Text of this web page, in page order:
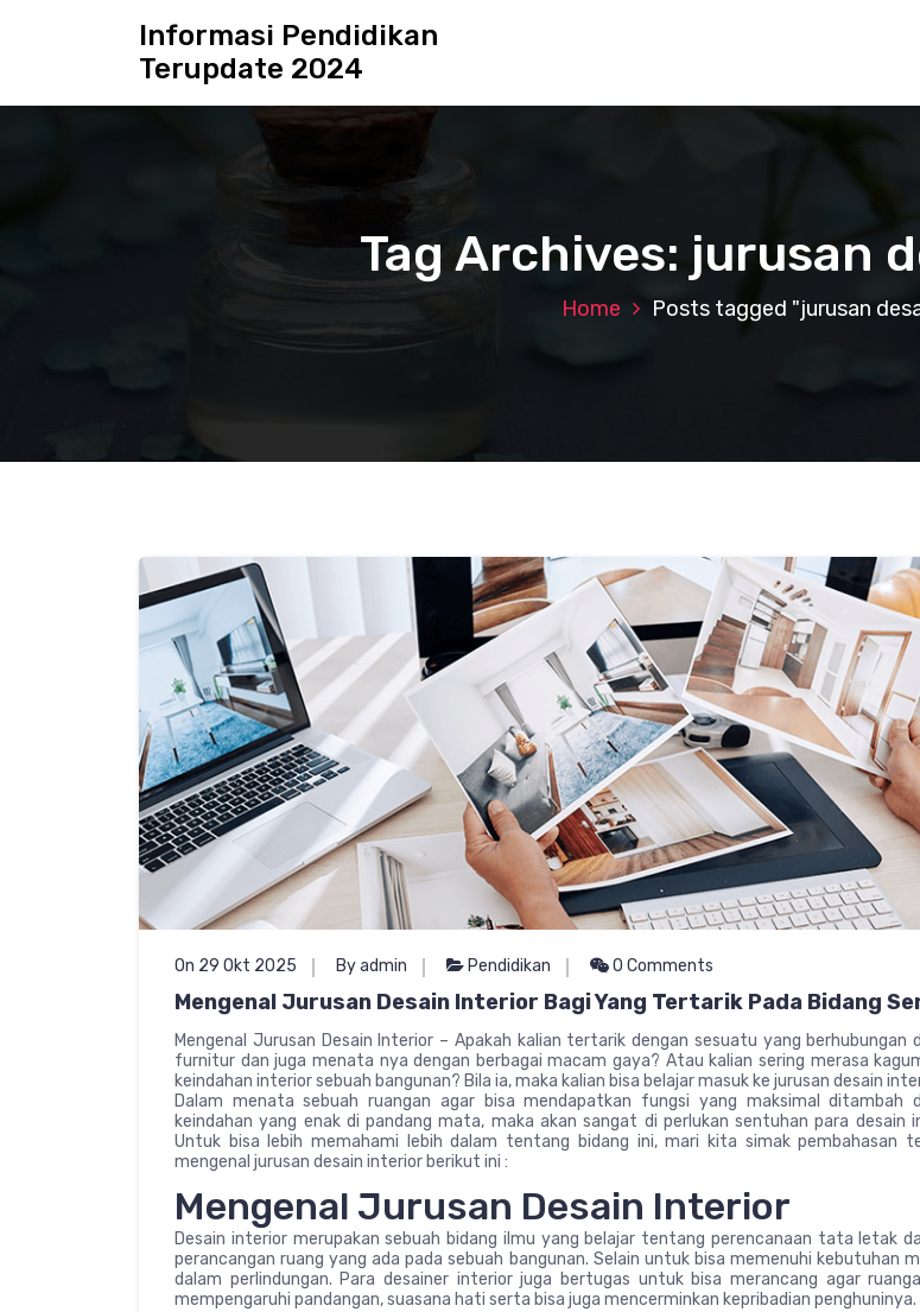
Informasi Pendidikan
Terupdate 2024
Tag Archives: jurusan
Home Posts tagged "jurusan
On 29 Okt 2025 By admin Pendidikan 0 Comments
Mengenal Jurusan Desain Interior Bagi Yang Tertarik Pada Bidang
Mengenal Jurusan Desain Interior – Apakah kalian tertarik dengan sesuatu yang berhubungan
furnitur dan juga menata nya dengan berbagai macam gaya? Atau kalian sering merasa
keindahan interior sebuah bangunan? Bila ia, maka kalian bisa belajar masuk ke jurusan desain
Dalam menata sebuah ruangan agar bisa mendapatkan fungsi yang maksimal ditambah
keindahan yang enak di pandang mata, maka akan sangat di perlukan sentuhan para desain
Untuk bisa lebih memahami lebih dalam tentang bidang ini, mari kita simak pembahasan
mengenal jurusan desain interior berikut ini :
Mengenal Jurusan Desain Interior
Desain interior merupakan sebuah bidang ilmu yang belajar tentang perencanaan tata letak
perancangan ruang yang ada pada sebuah bangunan. Selain untuk bisa memenuhi kebutuhan
dalam perlindungan. Para desainer interior juga bertugas untuk bisa merancang agar
mempengaruhi pandangan, suasana hati serta bisa juga mencerminkan kepribadian penghuninya.